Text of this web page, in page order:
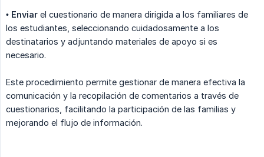
• Enviar el cuestionario de manera dirigida a los familiares de
los estudiantes, seleccionando cuidadosamente a los
destinatarios y adjuntando materiales de apoyo si es
necesario.
Este procedimiento permite gestionar de manera efectiva la
comunicación y la recopilación de comentarios a través de
cuestionarios, facilitando la participación de las familias y
mejorando el flujo de información.